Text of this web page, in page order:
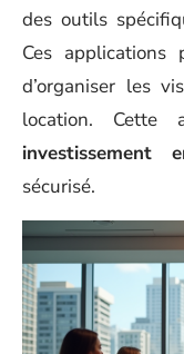
des outils
Ces
d’organiser les
location. Cette
investissement
sécurisé.